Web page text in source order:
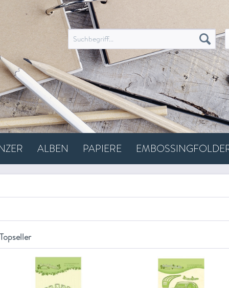
ALBEN PAPIERE
Topseller